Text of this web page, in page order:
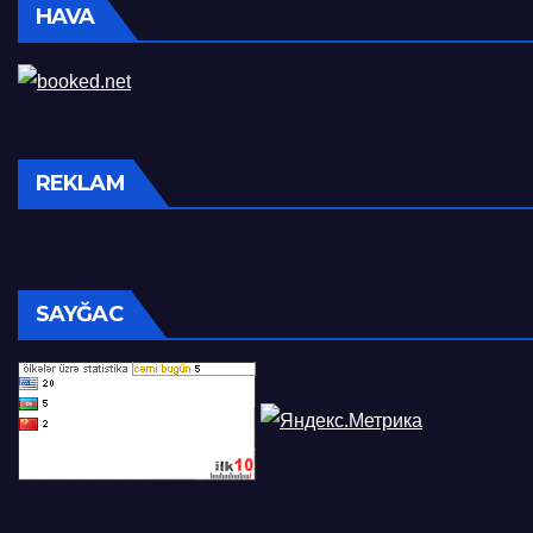
HAVA
REKLAM
SAYĞAC